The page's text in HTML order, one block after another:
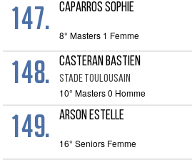
147. CAPARROS SOPHIE
8° Masters 1 Femme
148. CASTERAN BASTIEN
STADE TOULOUSAIN
10° Masters 0 Homme
149. ARSON ESTELLE
16° Seniors Femme